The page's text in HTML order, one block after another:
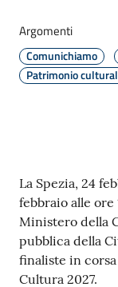
C
e
c
a
t
i
A
Argomenti
Comunichiamo
Patrimonio
Contenuto
La Spezia, 24
febbraio alle ore
Ministero della
pubblica della
finaliste in
Cultura 2027.